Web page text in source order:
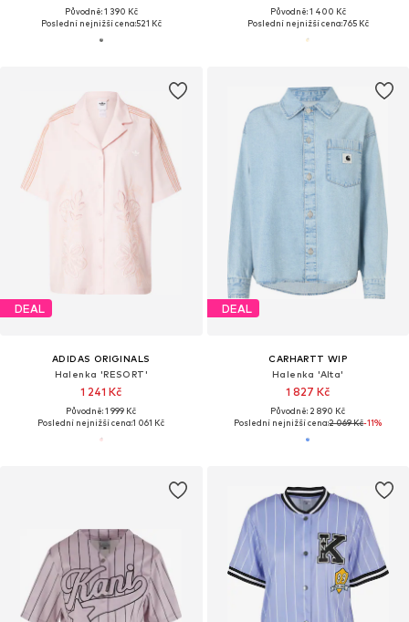
Původně: 1 390 Kč
Poslední nejnižší cena:521 Kč
Původně: 1 400 Kč
Poslední nejnižší cena:765 Kč
DEAL
ADIDAS ORIGINALS
Halenka 'RESORT'
1 241 Kč
Původně: 1 999 Kč
Poslední nejnižší cena:1 061 Kč
DEAL
CARHARTT WIP
Halenka 'Alta'
1 827 Kč
Původně: 2 890 Kč
Poslední nejnižší cena:2 069 Kč-11%